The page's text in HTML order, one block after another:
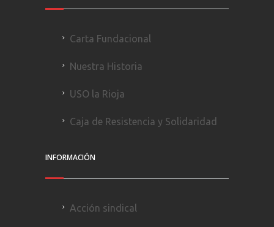
Carta Fundacional
Nuestra Historia
USO la Rioja
Caja de Resistencia y Solidaridad
INFORMACIÓN
Acción sindical